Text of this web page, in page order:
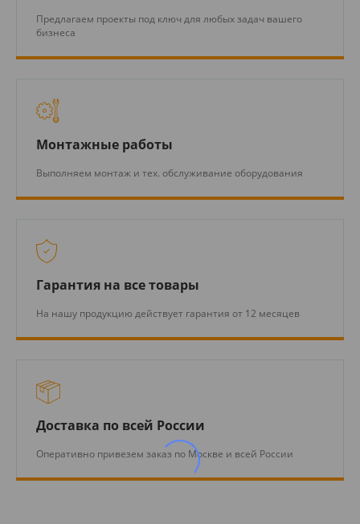
Предлагаем проекты под ключ для любых задач вашего
бизнеса
Монтажные работы
Выполняем монтаж и тех. обслуживание оборудования
Гарантия на все товары
На нашу продукцию действует гарантия от 12 месяцев
Доставка по всей России
Оперативно привезем заказ по Москве и всей России